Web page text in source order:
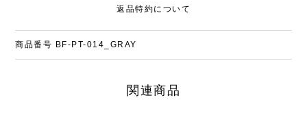
返品特約について
商品番号 BF-PT-014_GRAY
関連商品